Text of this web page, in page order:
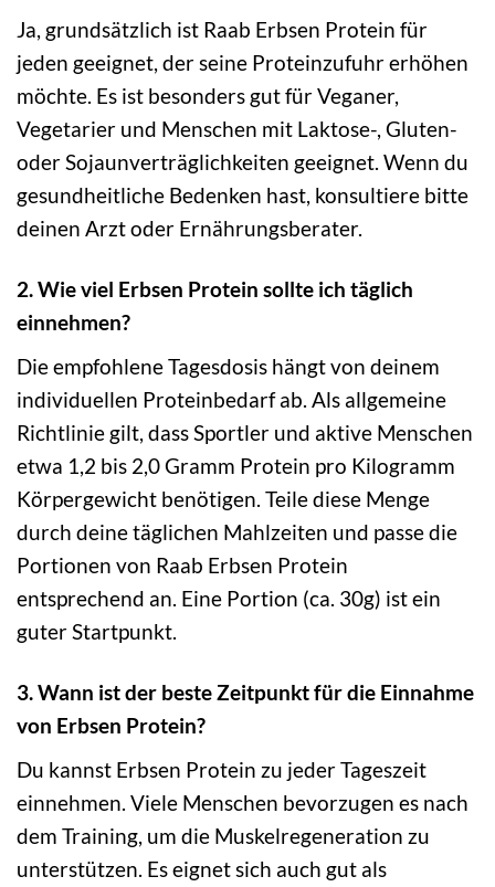
Ja, grundsätzlich ist Raab Erbsen Protein für
jeden geeignet, der seine Proteinzufuhr erhöhen
möchte. Es ist besonders gut für Veganer,
Vegetarier und Menschen mit Laktose-, Gluten-
oder Sojaunverträglichkeiten geeignet. Wenn du
gesundheitliche Bedenken hast, konsultiere bitte
deinen Arzt oder Ernährungsberater.
2. Wie viel Erbsen Protein sollte ich täglich
einnehmen?
Die empfohlene Tagesdosis hängt von deinem
individuellen Proteinbedarf ab. Als allgemeine
Richtlinie gilt, dass Sportler und aktive Menschen
etwa 1,2 bis 2,0 Gramm Protein pro Kilogramm
Körpergewicht benötigen. Teile diese Menge
durch deine täglichen Mahlzeiten und passe die
Portionen von Raab Erbsen Protein
entsprechend an. Eine Portion (ca. 30g) ist ein
guter Startpunkt.
3. Wann ist der beste Zeitpunkt für die Einnahme
von Erbsen Protein?
Du kannst Erbsen Protein zu jeder Tageszeit
einnehmen. Viele Menschen bevorzugen es nach
dem Training, um die Muskelregeneration zu
unterstützen. Es eignet sich auch gut als